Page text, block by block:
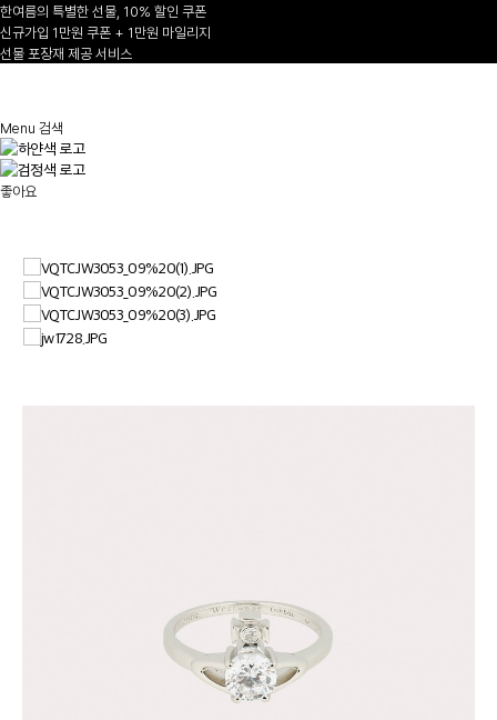
한여름의 특별한 선물, 10% 할인 쿠폰
신규가입 1만원 쿠폰 + 1만원 마일리지
선물 포장재 제공 서비스
Menu 검색
좋아요